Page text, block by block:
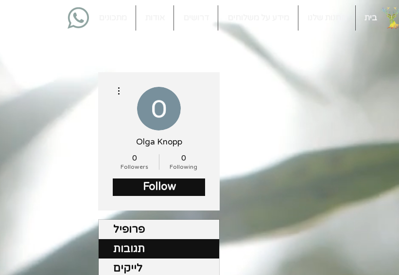
בית
Olga Knopp
0
Followers
0
Following
Follow
פרופיל
תגובות
לייקים